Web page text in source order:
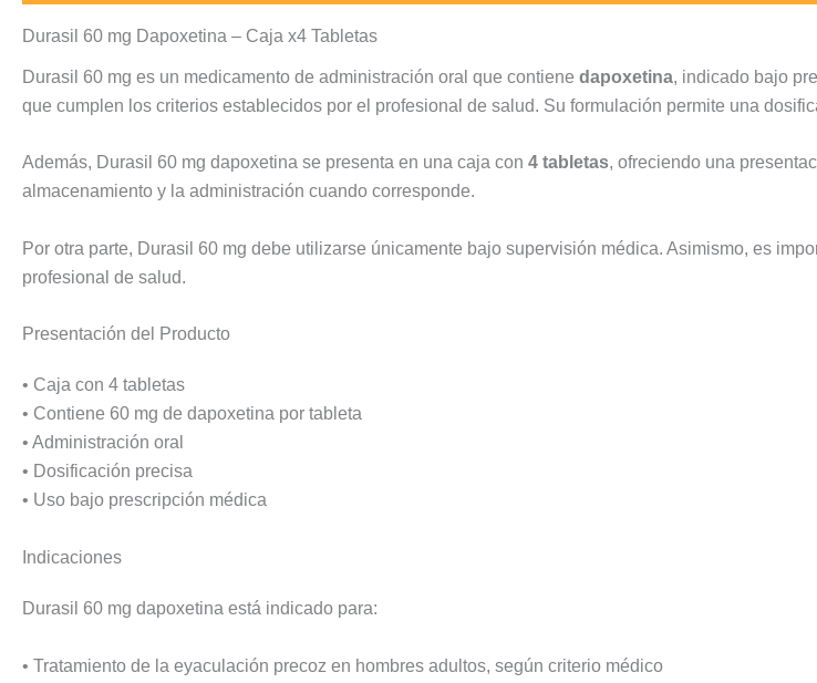
Durasil 60 mg Dapoxetina – Caja x4 Tabletas
Durasil 60 mg es un medicamento de administración oral que contiene dapoxetina, indicado bajo
que cumplen los criterios establecidos por el profesional de salud. Su formulación permite una
Además, Durasil 60 mg dapoxetina se presenta en una caja con 4 tabletas, ofreciendo una
almacenamiento y la administración cuando corresponde.
Por otra parte, Durasil 60 mg debe utilizarse únicamente bajo supervisión médica. Asimismo, es
profesional de salud.
Presentación del Producto
• Caja con 4 tabletas
• Contiene 60 mg de dapoxetina por tableta
• Administración oral
• Dosificación precisa
• Uso bajo prescripción médica
Indicaciones
Durasil 60 mg dapoxetina está indicado para:
• Tratamiento de la eyaculación precoz en hombres adultos, según criterio médico